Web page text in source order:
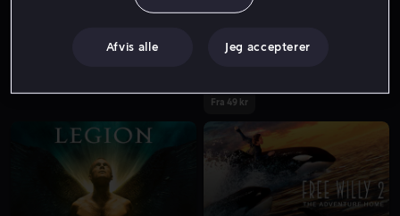
Fra 49 kr
Afvis alle Jeg accepterer